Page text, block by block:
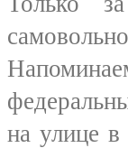
на улице